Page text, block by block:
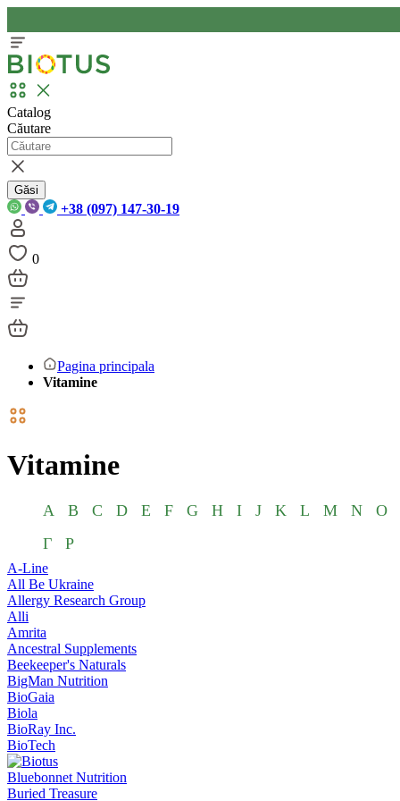
Catalog
Căutare
Găsi
+38 (097) 147-30-19
0
Pagina principala
Vitamine
Vitamine
A B C D E F G H I J K L M N O
Г
Р
A-Line
All Be Ukraine
Allergy Research Group
Alli
Amrita
Ancestral Supplements
Beekeeper's Naturals
BigMan Nutrition
BioGaia
Biola
BioRay Inc.
BioTech
Bluebonnet Nutrition
Buried Treasure